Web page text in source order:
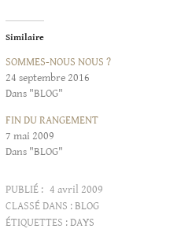
Similaire
SOMMES-NOUS NOUS ?
24 septembre 2016
Dans "BLOG"
FIN DU RANGEMENT
7 mai 2009
Dans "BLOG"
PUBLIÉ : 4 avril 2009
CLASSÉ DANS :BLOG
ÉTIQUETTES :DAYS